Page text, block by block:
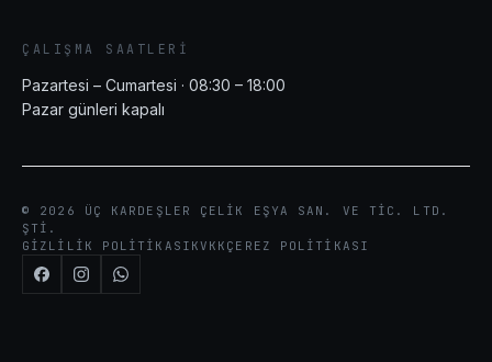
ÇALIŞMA SAATLERI
Pazartesi – Cumartesi · 08:30 – 18:00
Pazar günleri kapalı
© 2026
ÜÇ KARDEŞLER ÇELIK EŞYA SAN. VE TIC. LTD.
ŞTI.
GIZLILIK POLITIKASI KVKK ÇEREZ POLITIKASI